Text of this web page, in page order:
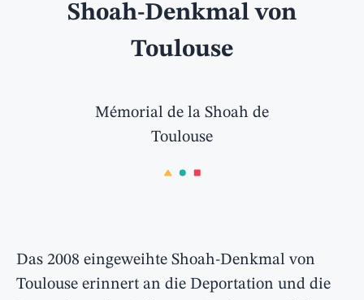
Shoah-Denkmal von
Toulouse
Mémorial de la Shoah de
Toulouse
Das 2008 eingeweihte Shoah-Denkmal von
Toulouse erinnert an die Deportation und die